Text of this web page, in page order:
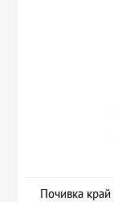
Почивка